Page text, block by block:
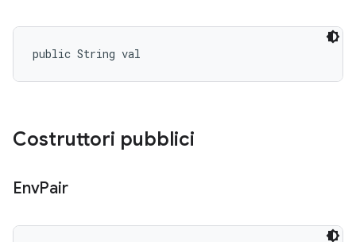
public String val
Costruttori pubblici
EnvPair